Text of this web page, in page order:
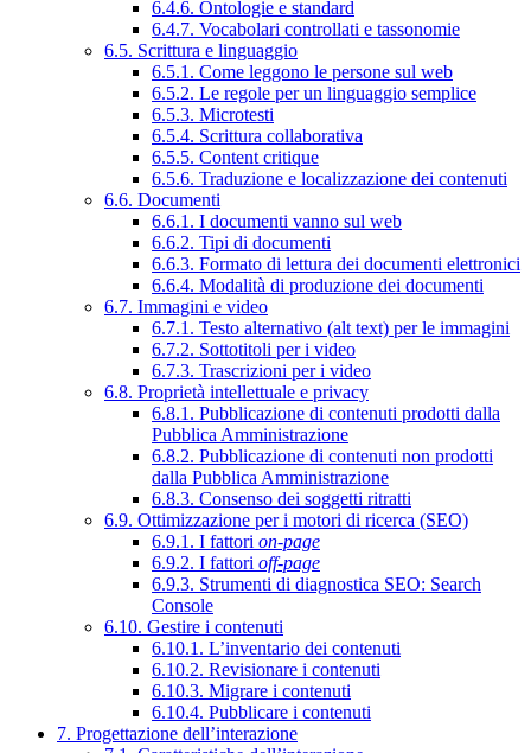
6.4.6. Ontologie e standard
6.4.7. Vocabolari controllati e tassonomie
6.5. Scrittura e linguaggio
6.5.1. Come leggono le persone sul web
6.5.2. Le regole per un linguaggio semplice
6.5.3. Microtesti
6.5.4. Scrittura collaborativa
6.5.5. Content critique
6.5.6. Traduzione e localizzazione dei contenuti
6.6. Documenti
6.6.1. I documenti vanno sul web
6.6.2. Tipi di documenti
6.6.3. Formato di lettura dei documenti elettronici
6.6.4. Modalità di produzione dei documenti
6.7. Immagini e video
6.7.1. Testo alternativo (alt text) per le immagini
6.7.2. Sottotitoli per i video
6.7.3. Trascrizioni per i video
6.8. Proprietà intellettuale e privacy
6.8.1. Pubblicazione di contenuti prodotti dalla
Pubblica Amministrazione
6.8.2. Pubblicazione di contenuti non prodotti
dalla Pubblica Amministrazione
6.8.3. Consenso dei soggetti ritratti
6.9. Ottimizzazione per i motori di ricerca (SEO)
6.9.1. I fattori on-page
6.9.2. I fattori off-page
6.9.3. Strumenti di diagnostica SEO: Search
Console
6.10. Gestire i contenuti
6.10.1. L’inventario dei contenuti
6.10.2. Revisionare i contenuti
6.10.3. Migrare i contenuti
6.10.4. Pubblicare i contenuti
7. Progettazione dell’interazione